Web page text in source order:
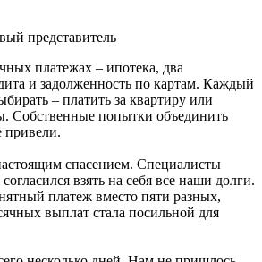
представитель
платежах – ипотека, два
и задолженность по картам. Каждый
– платить за квартиру или
Собственные попытки объединить
привели.
спасением. Специалисты
взять на себя все наши долги.
платеж вместо пяти разных,
выплат стала посильной для